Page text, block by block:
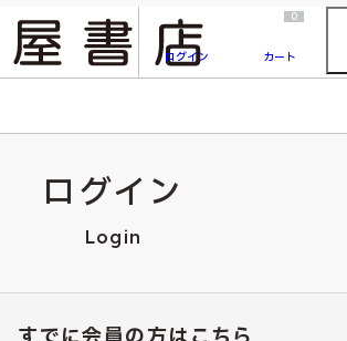
『ONE PIECE magazine 021 ONE PIECEカード付き同梱版』発売延期のご案内
ログイン
0
カート
ログイン
Login